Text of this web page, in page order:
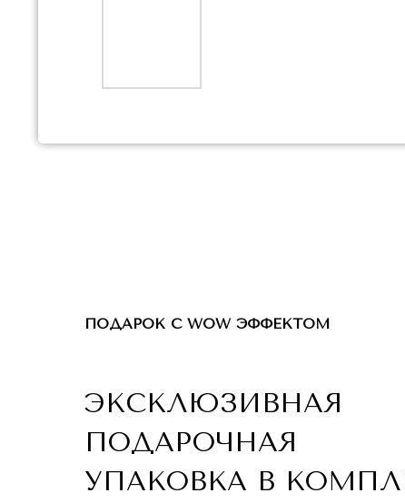
ЭКСКЛЮЗИВНАЯ
ПОДАРОЧНАЯ
УПАКОВКА В
ПОДАРОК С WOW ЭФФЕКТОМ